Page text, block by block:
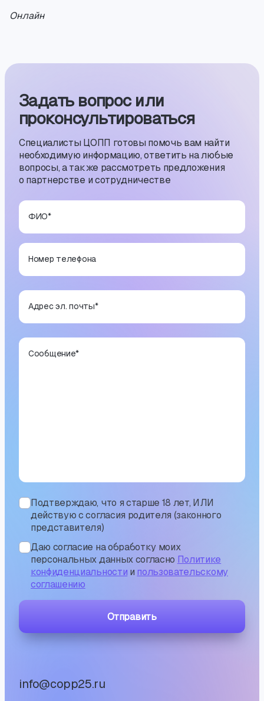
Онлайн
info@copp25.ru
Задать вопрос или
проконсуль­тиро­ваться
Специалисты ЦОПП готовы помочь вам найти
необходимую информацию, ответить на любые
вопросы, а также рассмотреть предложения
о партнерстве и сотрудничестве
ФИО*
Номер телефона
Адрес эл. почты*
Сообщение*
Подтверждаю, что я старше 18 лет, ИЛИ
действую с согласия родителя (законного
представителя)
Даю согласие на обработку моих
персональных данных согласно Политике
конфиденциальности и пользовательскому
соглашению
Отправить